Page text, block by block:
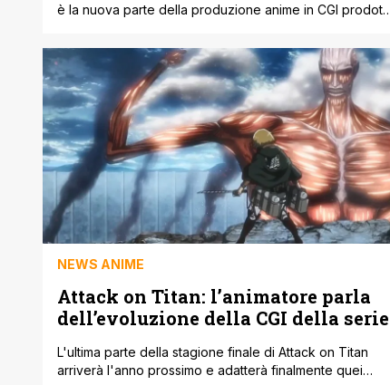
è la nuova parte della produzione anime in CGI
abbiamo scoperto che i diritti sono entrati in possesso
di Crunchyroll, che si occuperà della saga più iconica e
importante della storia. Durante il corso della prima [']
NEWS ANIME
Attack on Titan: l’animatore parla
dell’evoluzione della CGI della serie
L'ultima parte della stagione finale di Attack on Titan
arriverà l'anno prossimo e adatterà finalmente quei